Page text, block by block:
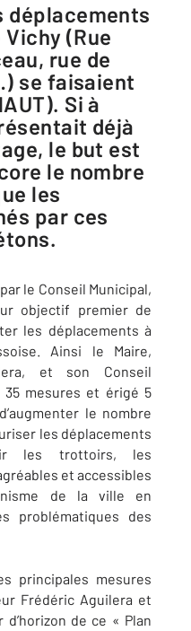
(Rue
rue de
se faisaient
Si à
déjà
le but est
le nombre
les
par ces
le Conseil Municipal,
objectif premier de
les déplacements à
Ainsi le Maire,
et son Conseil
mesures et érigé 5
le nombre
les déplacements
les trottoirs, les
et accessibles
de la ville en
problématiques des
principales mesures
Frédéric Aguilera et
de ce « Plan